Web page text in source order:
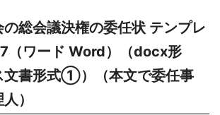
総会議決権の委任状 テンプレ
（ワード Word）（docx形
文書形式①）（本文で委任事
）